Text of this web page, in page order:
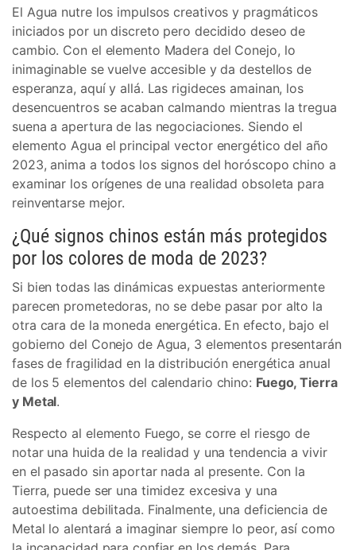
El Agua nutre los impulsos creativos y pragmáticos
iniciados por un discreto pero decidido deseo de
cambio. Con el elemento Madera del Conejo, lo
inimaginable se vuelve accesible y da destellos de
esperanza, aquí y allá. Las rigideces amainan, los
desencuentros se acaban calmando mientras la tregua
suena a apertura de las negociaciones. Siendo el
elemento Agua el principal vector energético del año
2023, anima a todos los signos del horóscopo chino a
examinar los orígenes de una realidad obsoleta para
reinventarse mejor.
¿Qué signos chinos están más protegidos
por los colores de moda de 2023?
Si bien todas las dinámicas expuestas anteriormente
parecen prometedoras, no se debe pasar por alto la
otra cara de la moneda energética. En efecto, bajo el
gobierno del Conejo de Agua, 3 elementos presentarán
fases de fragilidad en la distribución energética anual
de los 5 elementos del calendario chino: Fuego, Tierra
y Metal.
Respecto al elemento Fuego, se corre el riesgo de
notar una huida de la realidad y una tendencia a vivir
en el pasado sin aportar nada al presente. Con la
Tierra, puede ser una timidez excesiva y una
autoestima debilitada. Finalmente, una deficiencia de
Metal lo alentará a imaginar siempre lo peor, así como